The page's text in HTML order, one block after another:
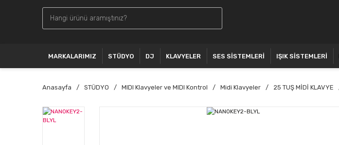
MARKALARIMIZ STÜDYO DJ KLAVYELER SES SİSTEMLERİ IŞIK SİSTEMLERİ
Anasayfa STÜDYO MIDI Klavyeler ve MIDI Kontrol Midi Klavyeler 25 TUŞ MİDİ KLAVYE